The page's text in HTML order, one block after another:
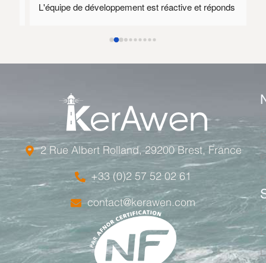
L'équipe de développement est réactive et réponds
Au plaisir de rediscuter avec vous dès que mon
d'envisager encore quelques axes d'amélioration.
de développement est compétente et disponible ce
qui justifie ce tarif.
2 Rue Albert Rolland, 29200 Brest, France
+33 (0)2 57 52 02 61
contact@kerawen.com